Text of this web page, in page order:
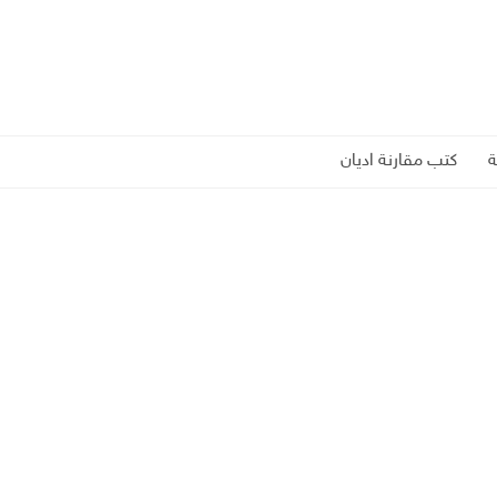
كتب مقارنة اديان